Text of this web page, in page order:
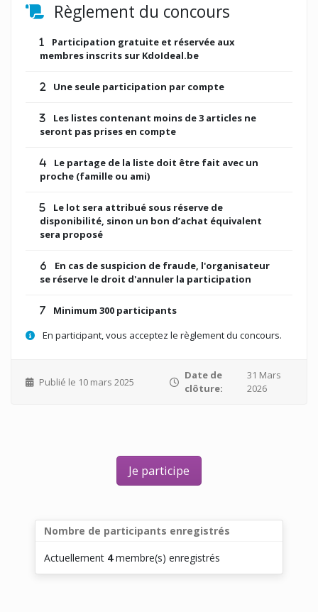
Règlement du concours
Participation gratuite et réservée aux
membres inscrits sur KdoIdeal.be
Une seule participation par compte
Les listes contenant moins de 3 articles ne
seront pas prises en compte
Le partage de la liste doit être fait avec un
proche (famille ou ami)
Le lot sera attribué sous réserve de
disponibilité, sinon un bon d’achat équivalent
sera proposé
En cas de suspicion de fraude, l'organisateur
se réserve le droit d'annuler la participation
Minimum 300 participants
En participant, vous acceptez le règlement du concours.
Publié le 10 mars 2025
Date de
clôture:
31 Mars
2026
Je participe
Nombre de participants enregistrés
Actuellement 4membre(s) enregistrés